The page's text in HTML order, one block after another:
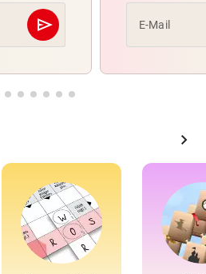
send
Abschicken E-Mail
chevron_right